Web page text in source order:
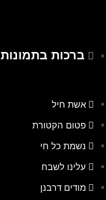
ברכות בתמונות
אשת חיל
פטום הקטורת
נשמת כל חי
עלינו לשבח
מודים דרבנן